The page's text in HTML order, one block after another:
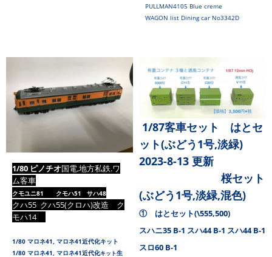
PULLMAN4105 Blue creme
WAGON list Dining car No3342D
1/80 ピノチオ国電,地方私鉄.ワ
ム客車
クモユニ81 クモハ51 サハ48
クハ55 クハ55(クロハ)改造 ク
モハ14
1/80 マロネ41, マロネ41近代化キット
1/80 マロネ41, マロネ41近代化キット生
1/87客車セット はとセ
ット(ぶどう1号,淡緑)
2023-8-13 更新
桜セット
(ぶどう1号,淡緑,混色)
① はとセット(\555,500)
スハニ35 B-1 スハ44 B-1 スハ44 B-1
スロ60 B-1